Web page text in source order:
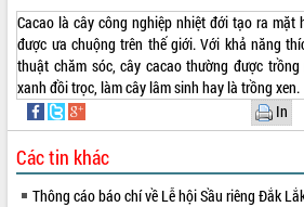
LIÊN KẾT WEB
THỐNG KÊ TRUY CẬP
Cacao là cây công nghiệp nhiệt đới tạo ra
được ưa chuộng trên thế giới. Với khả năng
thuật chăm sóc, cây cacao thường được
xanh đồi trọc, làm cây lâm sinh hay là trồng xen.
In
Các tin khác
Thông cáo báo chí về Lễ hội Sầu riêng Đắk